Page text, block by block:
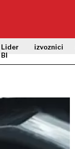
Lider
BI
izvoznici